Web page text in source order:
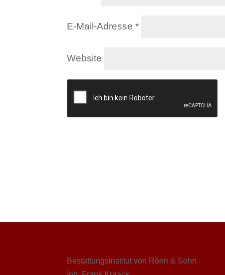
E-Mail-Adresse*
Website
Bestattungsinstitut von Rönn & Sohn